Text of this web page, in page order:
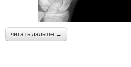
читать дальше →